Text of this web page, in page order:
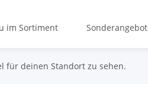
im Sortiment
für deinen Standort zu sehen.